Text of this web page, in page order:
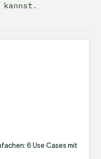
kannst.
vereinfachen: 6
6 Use Cases mit